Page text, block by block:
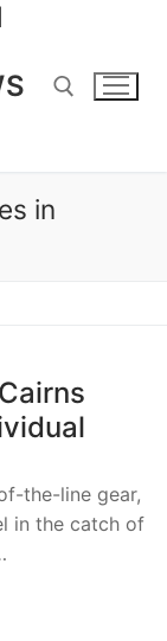
in
the-line gear,
in the catch of